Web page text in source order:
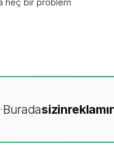
Buradasizin